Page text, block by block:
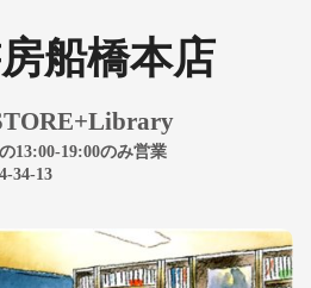
船橋本店
13:00-19:00のみ営業
34-13